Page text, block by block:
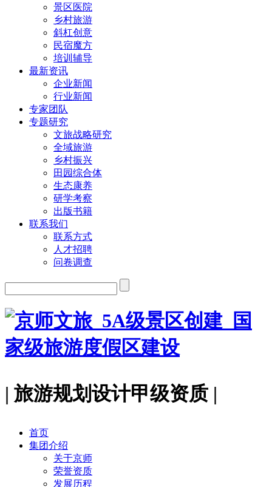
景区医院
乡村旅游
斜杠创意
民宿魔方
培训辅导
最新资讯
企业新闻
行业新闻
专家团队
专题研究
文旅战略研究
全域旅游
乡村振兴
田园综合体
生态康养
研学考察
出版书籍
联系我们
联系方式
人才招聘
问卷调查
| 旅游规划设计甲级资质 |
首页
集团介绍
关于京师
荣誉资质
发展历程